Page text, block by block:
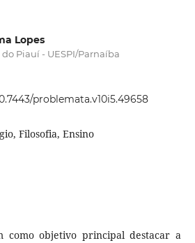
Lopes
Piauí - UESPI/Parnaíba
problemata.v10i5.49658
Filosofia, Ensino
como objetivo principal destacar a